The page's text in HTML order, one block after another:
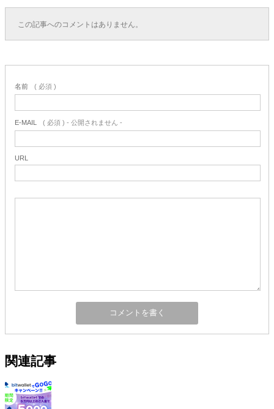
この記事へのコメントはありません。
名前 ( 必須 )
E-MAIL ( 必須 ) - 公開されません -
URL
関連記事